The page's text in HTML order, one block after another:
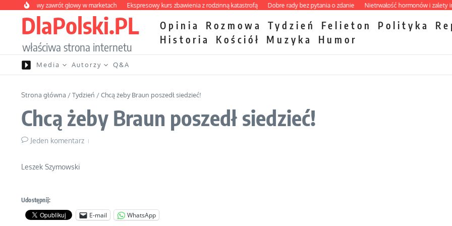
Przejdź do treści
owocowy zawrót głowy w marketach Ekspresowy kurs zbawienia z rodzinną katastrofą Dobre rady bez pytania o zdanie Nietrwałość hormonów i zalety
DlaPolski.PL
właściwa strona internetu
Opinia Rozmowa Tydzień Felieton Polityka
Historia
Kościół Muzyka Humor
Media Autorzy Q&A
Strona główna /Tydzień /Chcą żeby Braun poszedł siedzieć!
Chcą żeby Braun poszedł siedzieć!
Jeden komentarz
Leszek Szymowski
Udostępnij:
E-mail WhatsApp